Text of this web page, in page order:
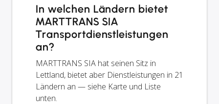
In welchen Ländern bietet
MARTTRANS SIA
Transportdienstleistungen
an?
MARTTRANS SIA hat seinen Sitz in
Lettland, bietet aber Dienstleistungen in 21
Ländern an — siehe Karte und Liste
unten.